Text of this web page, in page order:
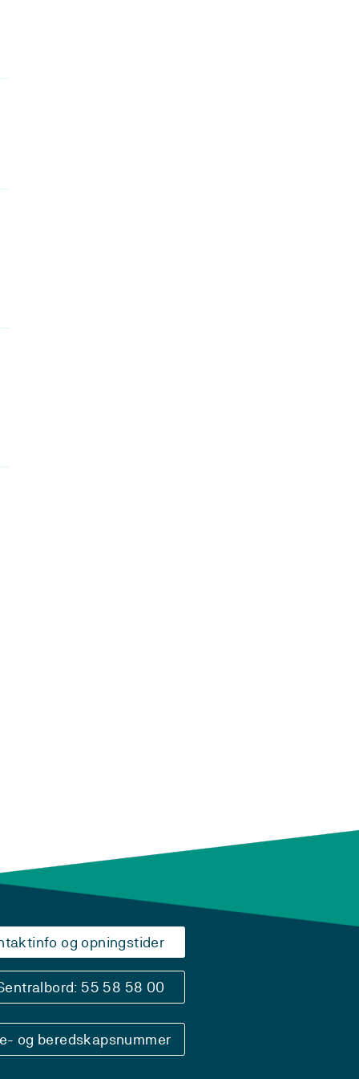
og opningstider
55 58 58 00
og beredskapsnummer